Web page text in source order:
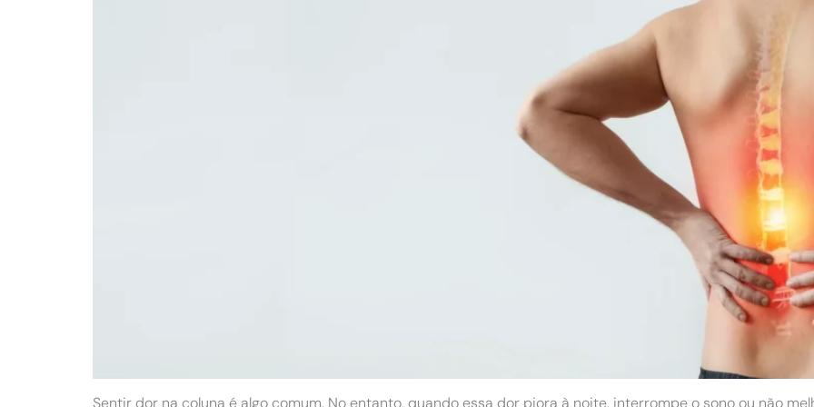
Sentir dor na coluna é algo comum. No entanto, quando essa dor piora à noite, interrompe o sono ou não